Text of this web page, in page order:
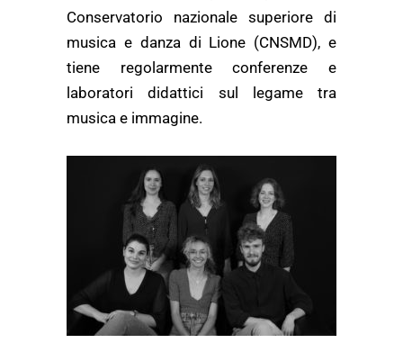
Conservatorio nazionale superiore di
musica e danza di Lione (CNSMD), e
tiene regolarmente conferenze e
laboratori didattici sul legame tra
musica e immagine.